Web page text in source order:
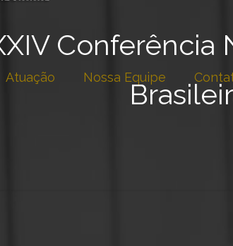
Atuação Nossa Equipe
Conferência